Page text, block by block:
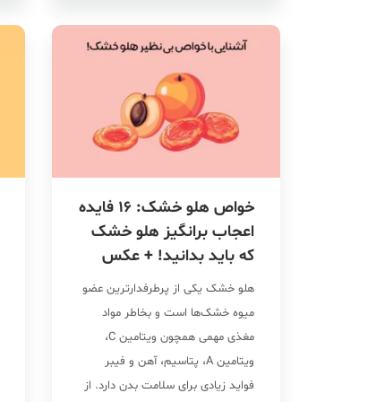
آلو شابلون به […]
خواص هلو خشک: 16 فایده
اعجاب برانگیز هلو خشک
که باید بدانید! + عکس
هلو خشک یکی از پرطرفدارترین عضو
میوه خشک‌ها است و بخاطر مواد
مغذی مهمی همچون ویتامین C،
ویتامین A، پتاسیم، آهن و فیبر
فواید زیادی برای سلامت بدن دارد. از